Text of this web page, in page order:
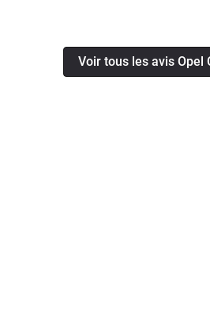
pour sa conduite
(sans être trop
Voir tous les avis Opel